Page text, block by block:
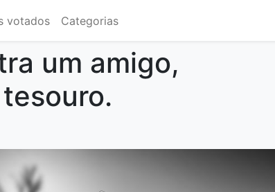
votados Categorias
um amigo,